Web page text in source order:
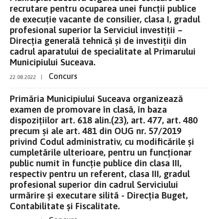
recrutare pentru ocuparea unei funcţii publice
de execuție vacante de consilier, clasa I, gradul
profesional superior la Serviciul investiții –
Direcția generală tehnică și de investiții din
cadrul aparatului de specialitate al Primarului
Municipiului Suceava.
22.08.2022 Concurs
Primăria Municipiului Suceava organizează
examen de promovare în clasă, în baza
dispozițiilor art. 618 alin.(23), art. 477, art. 480
precum și ale art. 481 din OUG nr. 57/2019
privind Codul administrativ, cu modificările și
cumpletările ulterioare, pentru un funcţionar
public numit în funcție publice din clasa III,
respectiv pentru un referent, clasa III, gradul
profesional superior din cadrul Serviciului
urmărire și executare silită - Direcția Buget,
Contabilitate și Fiscalitate.